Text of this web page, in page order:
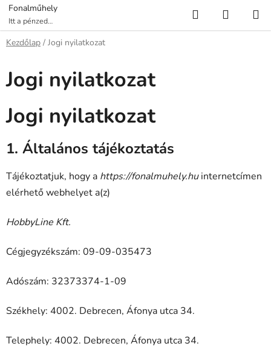
Ugrás
fő
tartalomhoz
Fonalműhely
Itt a pénzed
több fonalat ér!
KeresésKOSÁR
Kezdőlap / Jogi nyilatkozat
Jogi nyilatkozat
Jogi nyilatkozat
1. Általános tájékoztatás
Tájékoztatjuk, hogy a https://fonalmuhely.huinternetcímen
elérhető webhelyet a(z)
HobbyLine Kft.
Cégjegyzékszám: 09-09-035473
Adószám: 32373374-1-09
Székhely: 4002. Debrecen, Áfonya utca 34.
Telephely: 4002. Debrecen, Áfonya utca 34.